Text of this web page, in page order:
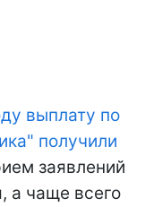
выплату по
получили
заявлений
а чаще всего